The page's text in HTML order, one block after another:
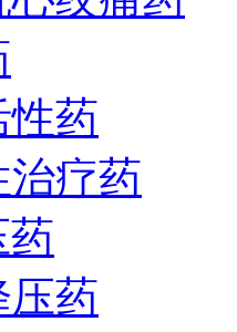
性药
疗药
药
压药